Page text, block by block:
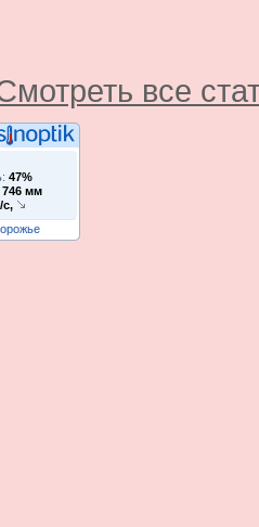
все
47%
746 мм
с,